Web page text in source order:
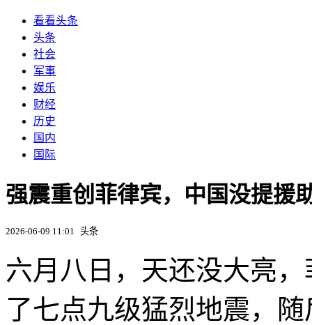
看看头条
头条
社会
军事
娱乐
财经
历史
国内
国际
强震重创菲律宾，中国没提援
2026-06-09 11:01 头条
六月八日，天还没大亮
了七点九级猛烈地震，